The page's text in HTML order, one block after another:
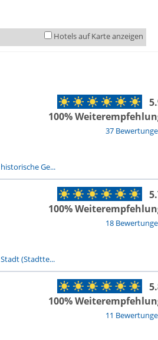
Hotels auf Karte anzeigen
37
100%
historische Ge...
18
100%
Stadt (Stadtte...
11
100%